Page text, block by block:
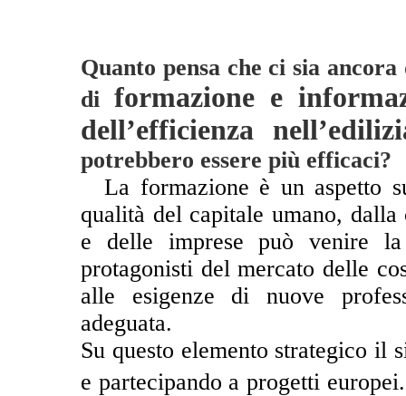
Quanto pensa che ci sia
di formazione e
dell’efficienza
potrebbero essere più efficaci?
La formazione è un aspetto
qualità del capitale umano,
e delle imprese può venire
protagonisti del mercato delle
alle esigenze di nuove
adeguata.
Su questo elemento strategico il
e partecipando a progetti